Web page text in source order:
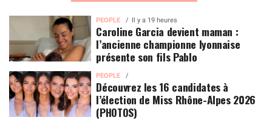
PEOPLE Il y a 19 heures
Caroline Garcia devient maman :
l’ancienne championne lyonnaise
présente son fils Pablo
PEOPLE
Découvrez les 16 candidates à
l’élection de Miss Rhône-Alpes 2026
(PHOTOS)